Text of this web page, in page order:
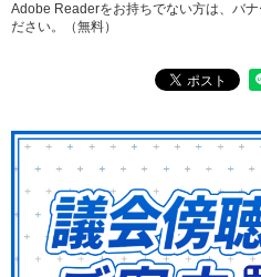
Adobe Readerをお持ちでない方は、バ
ださい。（無料）